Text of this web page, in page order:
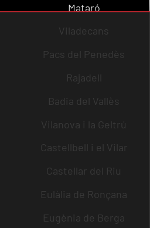
Mataró
Viladecans
Pacs del Penedès
Rajadell
Badia del Vallès
Vilanova i la Geltrú
Castellbell i el Vilar
Castellar del Riu
Eulàlia de Ronçana
Eugènia de Berga